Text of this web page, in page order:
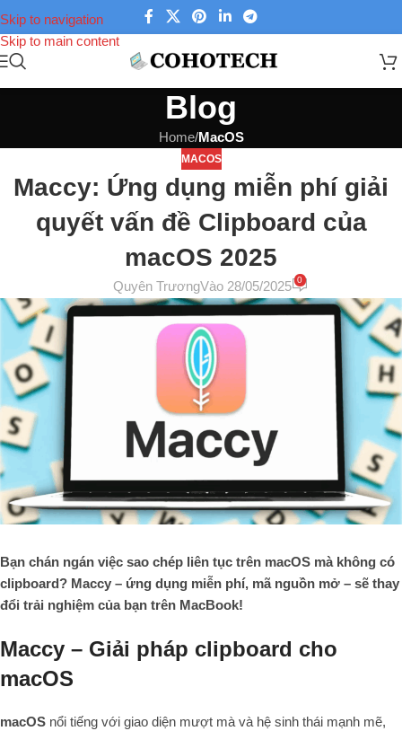
Skip to navigation
Skip to main content
Blog
Home/MacOS
MACOS
Maccy: Ứng dụng miễn phí giải
quyết vấn đề Clipboard của
macOS 2025
Quyên TrươngVào 28/05/2025 0
Bạn chán ngán việc sao chép liên tục trên macOS mà không có
clipboard? Maccy – ứng dụng miễn phí, mã nguồn mở – sẽ thay
đổi trải nghiệm của bạn trên MacBook!
Maccy – Giải pháp clipboard cho
macOS
macOS nổi tiếng với giao diện mượt mà và hệ sinh thái mạnh mẽ,